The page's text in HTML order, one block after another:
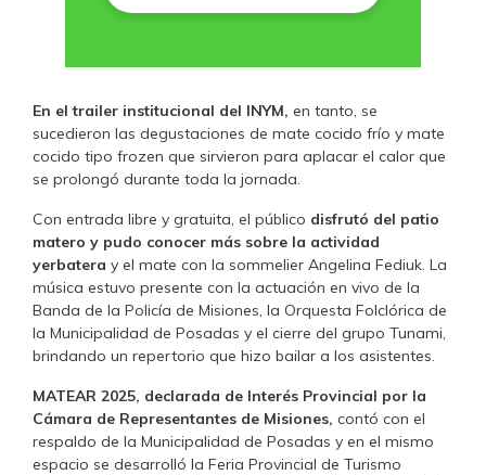
En el trailer institucional del INYM, en tanto, se
sucedieron las degustaciones de mate cocido frío y mate
cocido tipo frozen que sirvieron para aplacar el calor que
se prolongó durante toda la jornada.
Con entrada libre y gratuita, el público disfrutó del patio
matero y pudo conocer más sobre la actividad
yerbatera y el mate con la sommelier Angelina Fediuk. La
música estuvo presente con la actuación en vivo de la
Banda de la Policía de Misiones, la Orquesta Folclórica de
la Municipalidad de Posadas y el cierre del grupo Tunami,
brindando un repertorio que hizo bailar a los asistentes.
MATEAR 2025, declarada de Interés Provincial por la
Cámara de Representantes de Misiones, contó con el
respaldo de la Municipalidad de Posadas y en el mismo
espacio se desarrolló la Feria Provincial de Turismo